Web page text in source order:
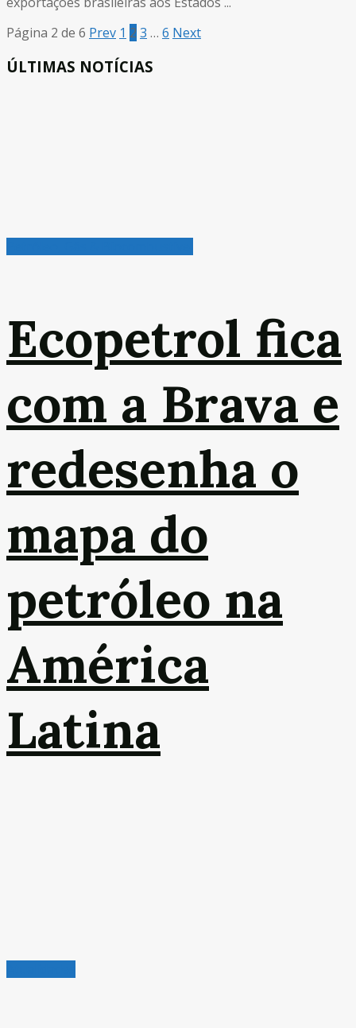
Página 2 de 6 Prev 1 2 3 … 6 Next
ÚLTIMAS NOTÍCIAS
Ecopetrol fica
com a Brava e
redesenha o
mapa do
petróleo na
América
Latina